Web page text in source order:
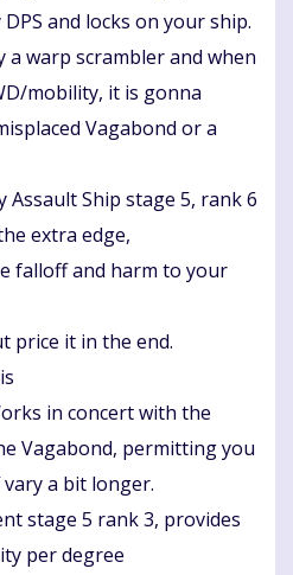
and locks on your ship.
a warp scrambler and when
mobility, it is gonna
Vagabond or a
Assault Ship stage 5, rank 6
extra edge,
falloff and harm to your
price it in the end.
in concert with the
Vagabond, permitting you
a bit longer.
stage 5 rank 3, provides
per degree